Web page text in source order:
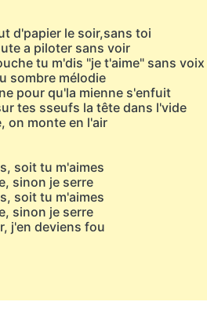
d'papier le soir,sans toi
a piloter sans voir
tu m'dis "je t'aime" sans voix
sombre mélodie
pour qu'la mienne s'enfuit
tes sseufs la tête dans l'vide
on monte en l'air
soit tu m'aimes
sinon je serre
soit tu m'aimes
sinon je serre
j'en deviens fou